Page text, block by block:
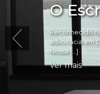
O
Reconhecido
advocacia em
Nossa […]
Ver mais